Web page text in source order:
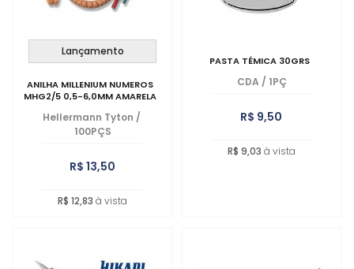
Lançamento
ANILHA MILLENIUM NUMEROS
MHG2/5 0,5-6,0MM AMARELA
Hellermann Tyton /
100PÇS
R$ 13,50
R$ 12,83 à vista
PASTA TÉMICA 30GRS
CDA / 1PÇ
R$ 9,50
R$ 9,03 à vista